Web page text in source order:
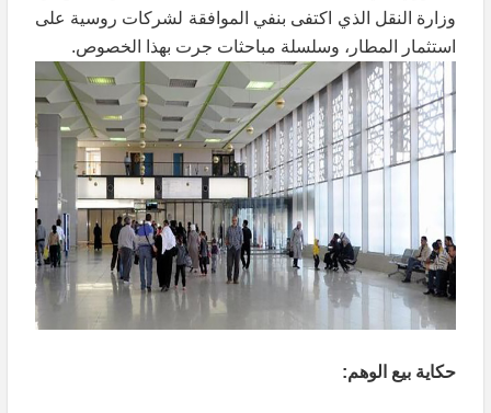
وزارة النقل الذي اكتفى بنفي الموافقة لشركات روسية على
استثمار المطار، وسلسلة مباحثات جرت بهذا الخصوص.
حكاية بيع الوهم: